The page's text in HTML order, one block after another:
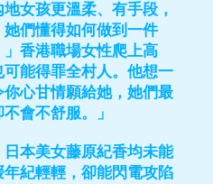
女孩更溫柔、有手段，
們懂得如何做到一件
香港職場女性爬上高
能得罪全村人。他想一
心甘情願給她，她們最
會不舒服。」
本美女藤原紀香均未能
紀輕輕，卻能閃電攻陷